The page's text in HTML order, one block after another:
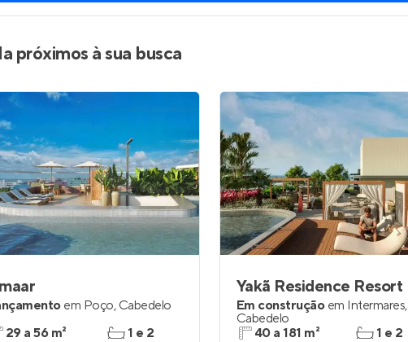
próximos à sua busca
em Poço, Cabedelo
29 a 56 m²
1 e 2
Yakã Residence Resort
Em construção em Intermares,
Cabedelo
40 a 181 m²
1 e 2